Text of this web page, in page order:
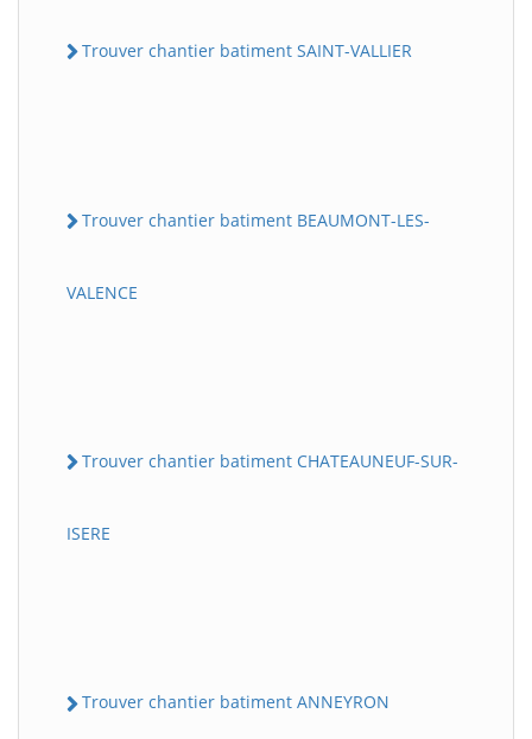
Trouver chantier batiment SAINT-VALLIER
Trouver chantier batiment BEAUMONT-LES-
VALENCE
Trouver chantier batiment CHATEAUNEUF-SUR-
ISERE
Trouver chantier batiment ANNEYRON